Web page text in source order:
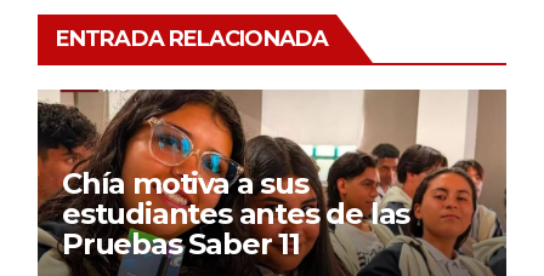
ENTRADA RELACIONADA
Chía motiva a sus
estudiantes antes de las
Pruebas Saber 11